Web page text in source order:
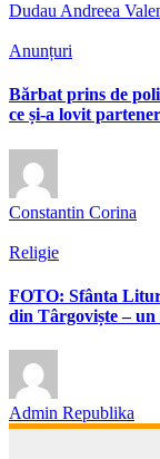
Dudau Andreea
Anunțuri
Bărbat prins de
ce și-a lovit
Constantin Corina
Religie
FOTO: Sfânta
din Târgoviște –
Admin Republika